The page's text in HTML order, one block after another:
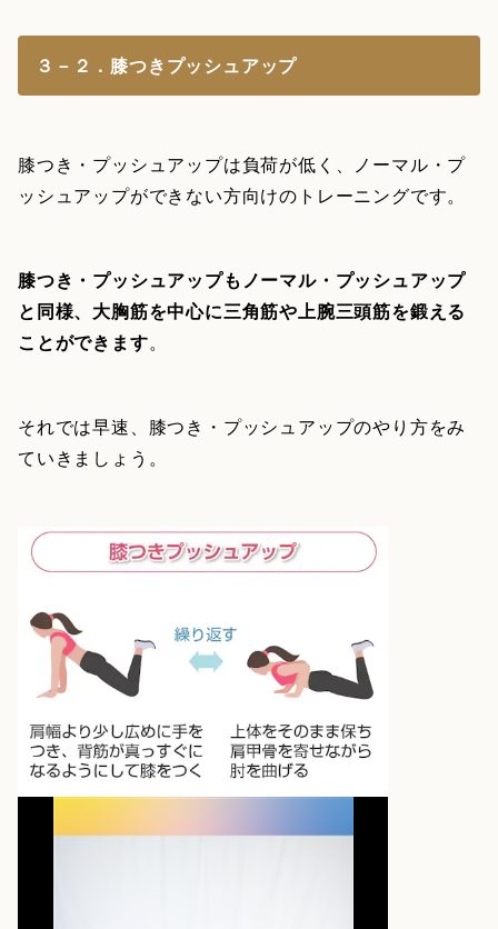
３－２．膝つきプッシュアップ
膝つき・プッシュアップは負荷が低く、ノーマル・プ
ッシュアップができない方向けのトレーニングです。
膝つき・プッシュアップもノーマル・プッシュアップ
と同様、大胸筋を中心に三角筋や上腕三頭筋を鍛える
ことができます。
それでは早速、膝つき・プッシュアップのやり方をみ
ていきましょう。